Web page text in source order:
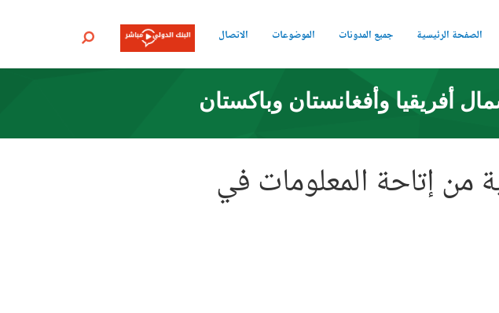
الصفحة الرئيسية جميع المدونات الموضوعات الاتصال بحث
أفريقيا وأفغانستان وباكستان
من إتاحة المعلومات في